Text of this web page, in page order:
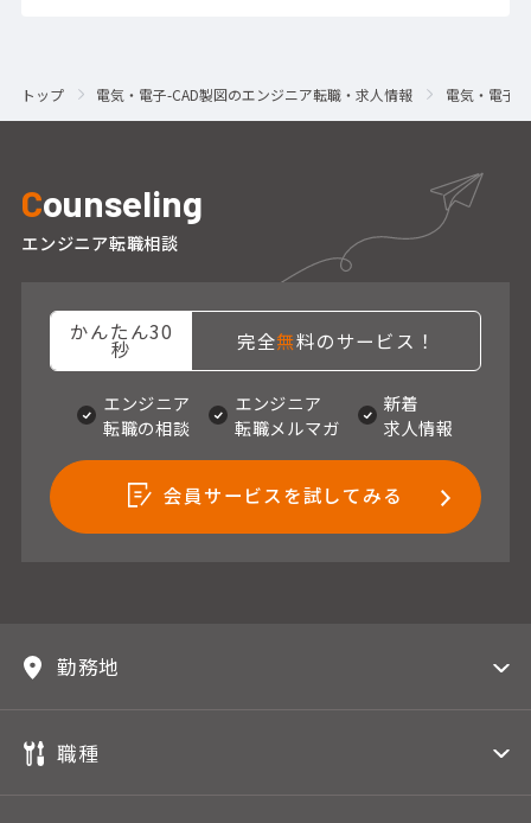
トップ 電気・電子-CAD製図のエンジニア転職・求人情報 電気・電子-
Counseling
エンジニア転職相談
かんたん30
秒 完全無料のサービス！
エンジニア
転職の相談
エンジニア
転職メルマガ
新着
求人情報
会員サービスを試してみる
勤務地
職種